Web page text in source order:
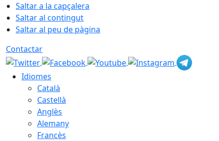
Saltar a la capçalera
Saltar al contingut
Saltar al peu de pàgina
Contactar
Idiomes
Català
Castellà
Anglès
Alemany
Francès